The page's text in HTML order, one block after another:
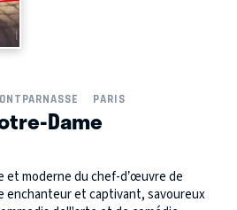
PARIS
Dame
et moderne du chef-d’œuvre de
enchanteur et captivant, savoureux